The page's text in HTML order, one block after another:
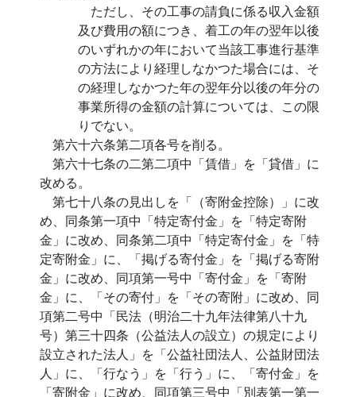
ただし、その工事の請負に係る収入金額
及び費用の額につき、着工の年の翌年以後
のいずれかの年において当該工事進行基準
の方法により経理しなかつた場合には、そ
の経理しなかつた年の翌年分以後の年分の
事業所得の金額の計算については、この限
りでない。
第六十六条第二項各号を削る。
第六十七条の二第二項中「賃借」を「貸借」に
改める。
第七十八条の見出しを「（寄附金控除）」に改
め、同条第一項中「特定寄付金」を「特定寄附
金」に改め、同条第二項中「特定寄付金」を「特
定寄附金」に、「掲げる寄付金」を「掲げる寄附
金」に改め、同項第一号中「寄付金」を「寄附
金」に、「その寄付」を「その寄附」に改め、同
項第二号中「民法（明治二十九年法律第八十九
号）第三十四条（公益法人の設立）の規定により
設立された法人」を「公益社団法人、公益財団法
人」に、「行なう」を「行う」に、「寄付金」を
「寄附金」に改め、同項第三号中「別表第一第一